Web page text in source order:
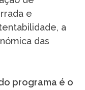
e
a
das
programa é o